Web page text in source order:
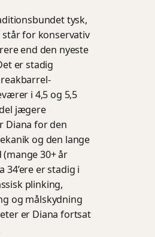
tysk,
står for konservativ
end den nyeste
er stadig
i 4,5 og 5,5
jægere
for den
og den lange
30+ år
34’ere er stadig i
plinking,
og målskydning
er Diana fortsat